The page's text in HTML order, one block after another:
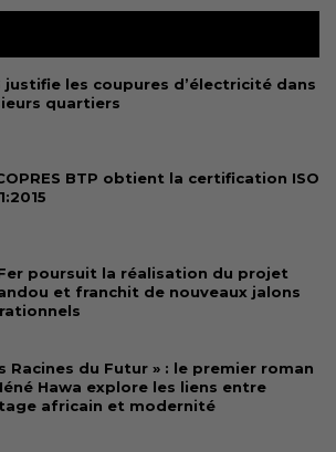
justifie les coupures d’électricité dans
quartiers
BTP obtient la certification ISO
poursuit la réalisation du projet
et franchit de nouveaux jalons
Racines du Futur » : le premier roman
Hawa explore les liens entre
africain et modernité